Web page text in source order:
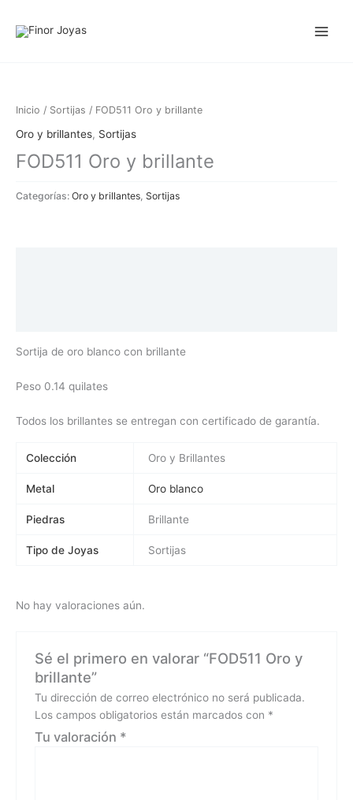
Inicio / Sortijas / FOD511 Oro y brillante
Oro y brillantes, Sortijas
FOD511 Oro y brillante
Categorías: Oro y brillantes Sortijas
Sortija de oro blanco con brillante
Peso 0.14 quilates
Todos los brillantes se entregan con certificado de garantía.
Colección Oro y Brillantes
Metal Oro blanco
Piedras Brillante
Tipo de Joyas Sortijas
No hay valoraciones aún.
Sé el primero en valorar “FOD511 Oro y
brillante”
Tu dirección de correo electrónico no será publicada.
Los campos obligatorios están marcados con *
Tu valoración *